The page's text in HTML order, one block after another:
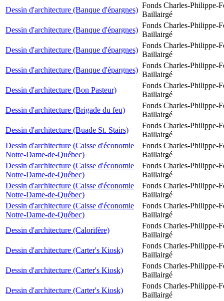
Dessin d'architecture (Banque d'épargnes)
Fonds Charles-Philippe-
Baillairgé
Dessin d'architecture (Banque d'épargnes)
Fonds Charles-Philippe-
Baillairgé
Dessin d'architecture (Banque d'épargnes)
Fonds Charles-Philippe-
Baillairgé
Dessin d'architecture (Banque d'épargnes)
Fonds Charles-Philippe-
Baillairgé
Dessin d'architecture (Bon Pasteur)
Fonds Charles-Philippe-
Baillairgé
Dessin d'architecture (Brigade du feu)
Fonds Charles-Philippe-
Baillairgé
Dessin d'architecture (Buade St. Stairs)
Fonds Charles-Philippe-
Baillairgé
Dessin d'architecture (Caisse d'économie
Notre-Dame-de-Québec)
Fonds Charles-Philippe-
Baillairgé
Dessin d'architecture (Caisse d'économie
Notre-Dame-de-Québec)
Fonds Charles-Philippe-
Baillairgé
Dessin d'architecture (Caisse d'économie
Notre-Dame-de-Québec)
Fonds Charles-Philippe-
Baillairgé
Dessin d'architecture (Caisse d'économie
Notre-Dame-de-Québec)
Fonds Charles-Philippe-
Baillairgé
Dessin d'architecture (Calorifère)
Fonds Charles-Philippe-
Baillairgé
Dessin d'architecture (Carter's Kiosk)
Fonds Charles-Philippe-
Baillairgé
Dessin d'architecture (Carter's Kiosk)
Fonds Charles-Philippe-
Baillairgé
Dessin d'architecture (Carter's Kiosk)
Fonds Charles-Philippe-
Baillairgé